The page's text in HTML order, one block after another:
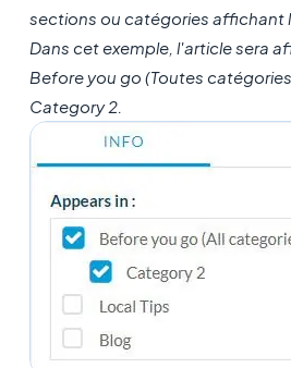
sections ou catégories affichant
​Dans cet exemple, l'article sera
Before you go (Toutes
Category 2.